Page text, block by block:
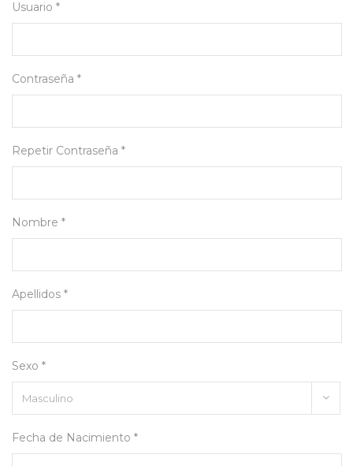
Usuario *
Contraseña *
Repetir Contraseña *
Nombre *
Apellidos *
Sexo *
Fecha de Nacimiento *